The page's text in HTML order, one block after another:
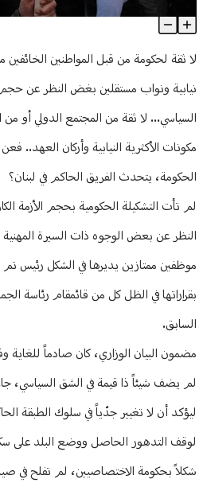
منوعات
لا ثقة بالدولة الفاشلة
Article Content
لا ثقة لحكومة من قبل المواطنين
نيابية ونواب مستقلين بغض النظر عن
السياسي... لا ثقة من المجتمع الدولي أو
مكونات الأكثرية النيابية وأركان العهد..
الحكومة، يتحدث الفريق الحاكم في لبنان؟
لم تأت التشكيلة الحكومية بحجم الأزمة
النظر عن بعض الوجوه ذات السيرة
موظفين ممتازين يديرها في الشكل رئيس
بقراراتها في الظل كل من قائمقام رئاسة
السابق.
مضمون البيان الوزاري، كان صادماً
لم يضف شيئاً ذا قيمة في الشق السياسي،
ليؤكد أن لا تغيير جدّياً في سلوك الطبقة
لوقف التدهور الحاصل ووضع البلد على
شكلاً بحكومة الاختصاصيين، لم تفلح في